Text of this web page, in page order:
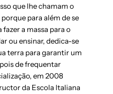
que lhe chamam o
para além de se
a massa para o
ou ensinar, dedica-se
terra para garantir um
de frequentar
em 2008
da Escola Italiana